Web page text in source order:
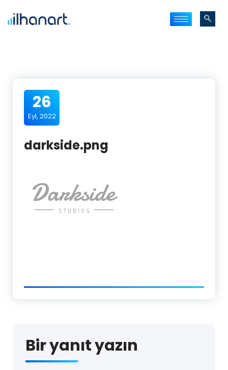
26
Eyl, 2022
darkside.png
Bir yanıt yazın